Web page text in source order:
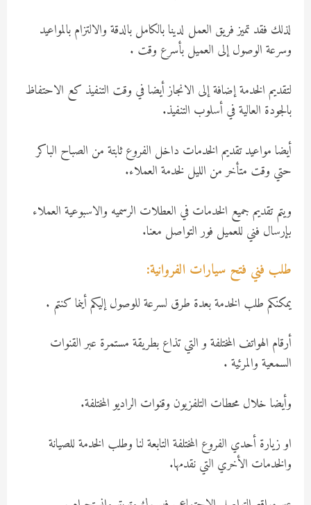
لذلك فقد تميز فريق العمل لدينا بالكامل بالدقة والالتزام بالمواعيد
وسرعة الوصول إلى العميل بأسرع وقت .
لتقديم الخدمة إضافة إلى الانجاز أيضا في وقت التنفيذ كع الاحتفاظ
بالجودة العالية في أسلوب التنفيذ.
أيضا مواعيد تقديم الخدمات داخل الفروع ثابتة من الصباح الباكر
حتي وقت متأخر من الليل لخدمة العملاء.
ويتم تقديم جميع الخدمات في العطلات الرسميه والاسبوعية العملاء
بإرسال فني للعميل فور التواصل معنا.
طلب فني فتح سيارات الفروانية:
يمكنكم طلب الخدمة بعدة طرق لسرعة للوصول إليكم أينما كنتم .
أرقام الهواتف المختلفة و التي تذاع بطريقة مستمرة عبر القنوات
السمعية والمرئية .
وأيضا خلال محطات التلفزيون وقنوات الراديو المختلفة.
او زيارة أحدي الفروع المختلفة التابعة لنا وطلب الخدمة للصيانة
والخدمات الأخري التي نقدمها.